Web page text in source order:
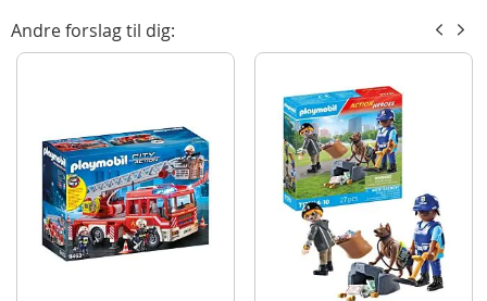
Detaljer:
Antal dele: 24
Produktdetaljer
Model
4008789717290
Mærke
Andre forslag til dig: